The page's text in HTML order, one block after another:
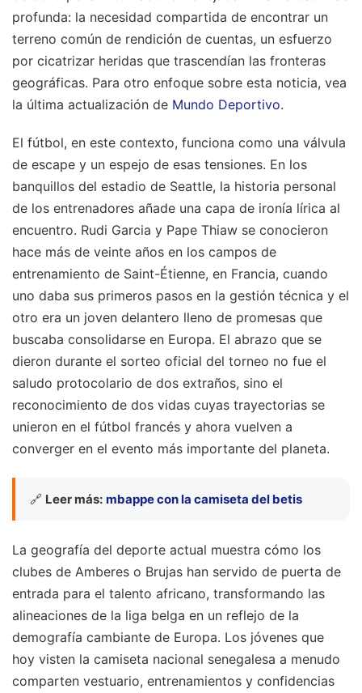
profunda: la necesidad compartida de encontrar un
terreno común de rendición de cuentas, un esfuerzo
por cicatrizar heridas que trascendían las fronteras
geográficas. Para otro enfoque sobre esta noticia, vea
la última actualización de Mundo Deportivo.
El fútbol, en este contexto, funciona como una válvula
de escape y un espejo de esas tensiones. En los
banquillos del estadio de Seattle, la historia personal
de los entrenadores añade una capa de ironía lírica al
encuentro. Rudi Garcia y Pape Thiaw se conocieron
hace más de veinte años en los campos de
entrenamiento de Saint-Étienne, en Francia, cuando
uno daba sus primeros pasos en la gestión técnica y el
otro era un joven delantero lleno de promesas que
buscaba consolidarse en Europa. El abrazo que se
dieron durante el sorteo oficial del torneo no fue el
saludo protocolario de dos extraños, sino el
reconocimiento de dos vidas cuyas trayectorias se
unieron en el fútbol francés y ahora vuelven a
converger en el evento más importante del planeta.
🔗 Leer más: mbappe con la camiseta del betis
La geografía del deporte actual muestra cómo los
clubes de Amberes o Brujas han servido de puerta de
entrada para el talento africano, transformando las
alineaciones de la liga belga en un reflejo de la
demografía cambiante de Europa. Los jóvenes que
hoy visten la camiseta nacional senegalesa a menudo
comparten vestuario, entrenamientos y confidencias